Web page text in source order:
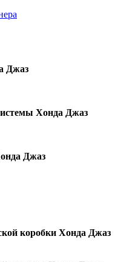
Джаз
Хонда Джаз
Джаз
коробки Хонда Джаз